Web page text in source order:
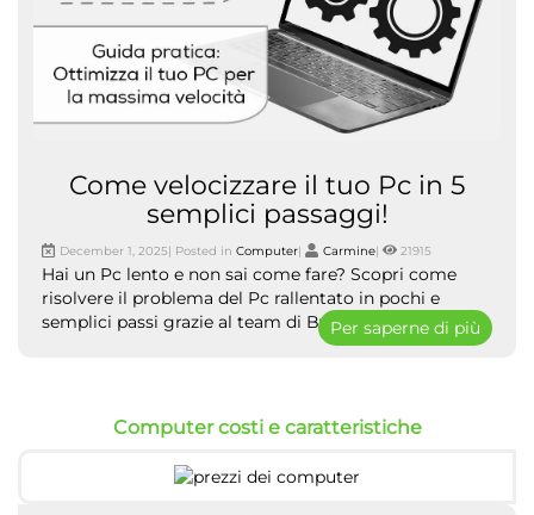
Come velocizzare il tuo Pc in 5
semplici passaggi!
December 1, 2025| Posted in Computer| Carmine| 21915
Hai un Pc lento e non sai come fare? Scopri come
risolvere il problema del Pc rallentato in pochi e
semplici passi grazie al team di ByTecno.Per saperne di più
Computer costi e caratteristiche